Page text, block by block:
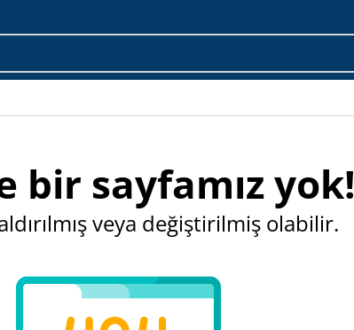
bir sayfamız yok!
veya değiştirilmiş olabilir.